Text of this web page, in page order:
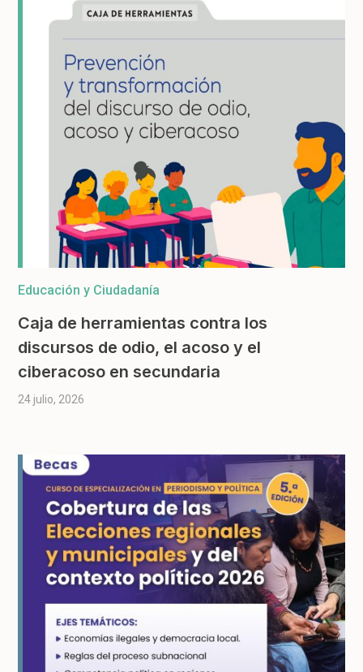
Educación y Ciudadanía
Caja de herramientas contra los
discursos de odio, el acoso y el
ciberacoso en secundaria
24 julio, 2026